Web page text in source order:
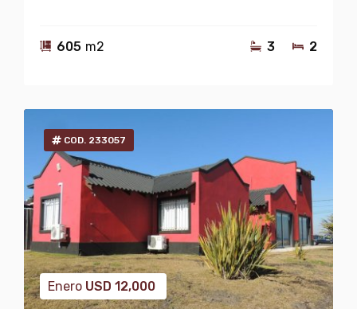
605 m2 2
3
COD. 233057
Enero USD 12,000